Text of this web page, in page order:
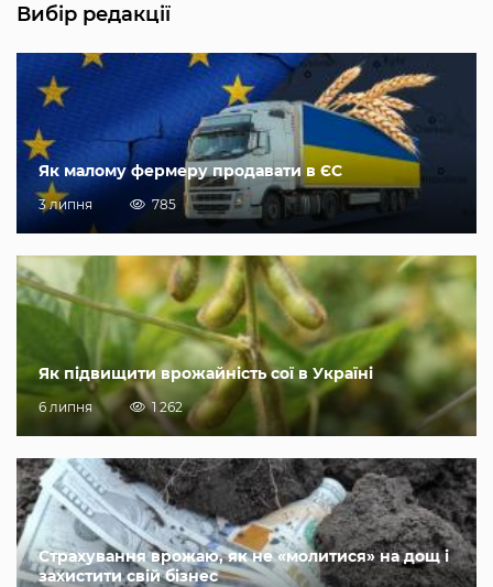
Вибір редакції
Як малому фермеру продавати в ЄС
3 липня 785
Як підвищити врожайність сої в Україні
6 липня 1 262
Страхування врожаю, як не «молитися» на дощ і
захистити свій бізнес